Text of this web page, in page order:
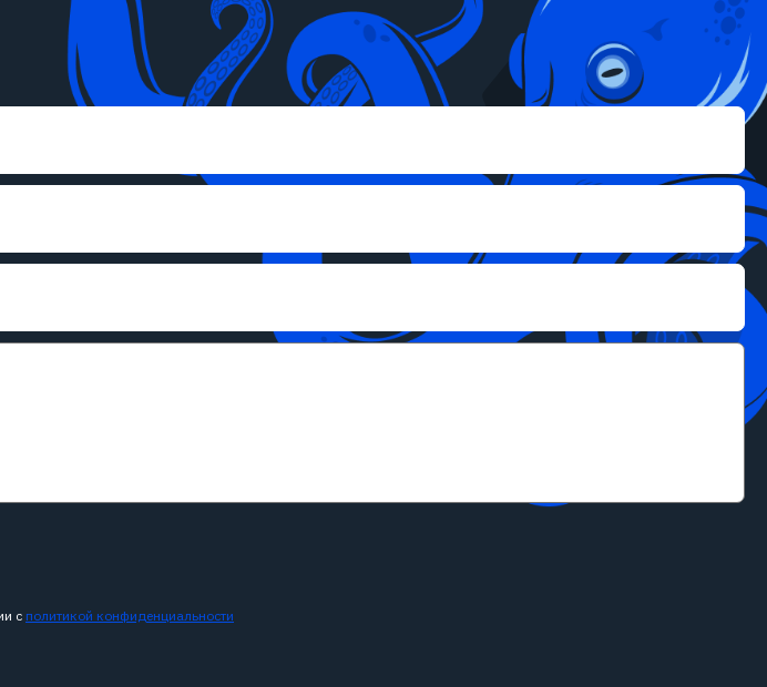
с политикой конфиденциальности